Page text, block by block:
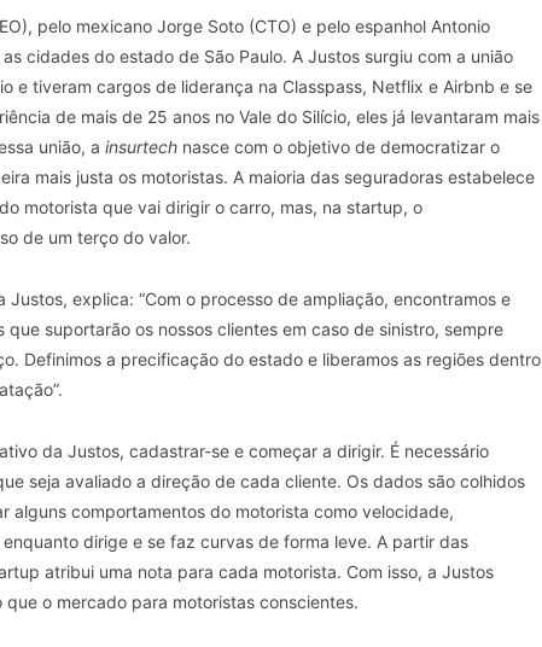
pelo mexicano Jorge Soto (CTO) e pelo espanhol Antonio
cidades do estado de São Paulo. A Justos surgiu com a união
e tiveram cargos de liderança na Classpass, Netflix e Airbnb e se
de mais de 25 anos no Vale do Silício, eles já levantaram mais
união, a insurtech nasce com o objetivo de democratizar o
mais justa os motoristas. A maioria das seguradoras estabelece
motorista que vai dirigir o carro, mas, na startup, o
de um terço do valor.
explica: “Com o processo de ampliação, encontramos e
suportarão os nossos clientes em caso de sinistro, sempre
Definimos a precificação do estado e liberamos as regiões dentro
da Justos, cadastrar-se e começar a dirigir. É necessário
seja avaliado a direção de cada cliente. Os dados são colhidos
alguns comportamentos do motorista como velocidade,
dirige e se faz curvas de forma leve. A partir das
atribui uma nota para cada motorista. Com isso, a Justos
o mercado para motoristas conscientes.